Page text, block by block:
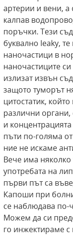
артерии и вени, а
калпав
поръчки. Тези
буквално leaky,
наночастици в
наночастиците си
излизат извън
защото туморът
цитостатик,
различни
и
пъти по-голяма
ние не искаме
Вече има
употребата на
първи път са
Капоши при
се наблюдава
Можем да си
го инжектираме